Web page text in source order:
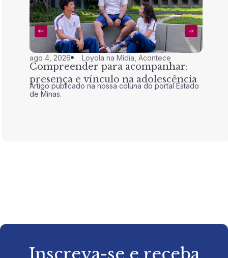
ago 4, 2026 Loyola na Mídia ,Acontece
Compreender para acompanhar:
presença e vínculo na adolescência
Artigo publicado na nossa coluna do portal Estado
de Minas.
Inscreva-se e receba